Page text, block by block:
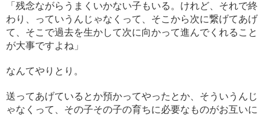
「残念ながらうまくいかない子もいる。けれど、それで終
わり、っていうんじゃなくって、そこから次に繋げてあげ
て、そこで過去を生かして次に向かって進んでくれること
が大事ですよね」
なんてやりとり。
送ってあげているとか預かってやったとか、そういうんじ
ゃなくって、その子その子の育ちに必要なものがお互いに